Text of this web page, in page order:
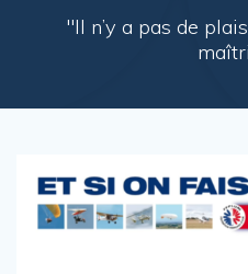
"Il n’y a pas de